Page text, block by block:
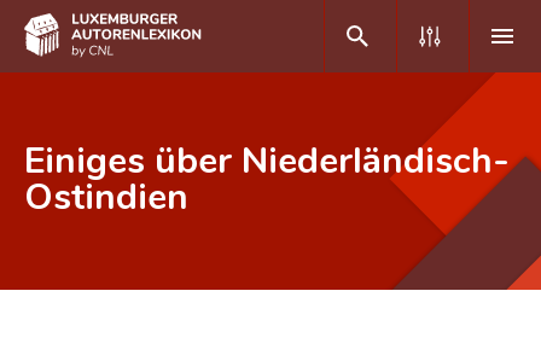
DE
Einiges über Niederländisch-
Ostindien